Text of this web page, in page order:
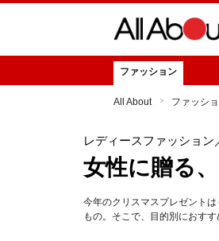
ファッション
All About ファッシ
レディースファッション
女性に贈る
今年のクリスマスプレゼント
もの。そこで、目的別におす